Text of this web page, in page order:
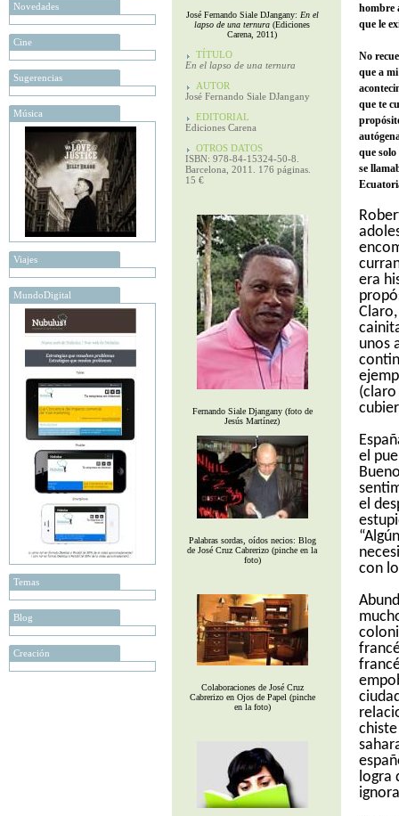
Novedades
Cine
Sugerencias
Música
Viajes
MundoDigital
Temas
Blog
Creación
José Fernando Siale DJangany: En el
lapso de una ternura (Ediciones
Carena, 2011)
TÍTULO
En el lapso de una ternura
AUTOR
José Fernando Siale DJangany
EDITORIAL
Ediciones Carena
OTROS DATOS
ISBN: 978-84-15324-50-8.
Barcelona, 2011. 176 páginas.
15 €
Fernando Siale Djangany (foto de
Jesús Martínez)
Palabras sordas, oídos necios: Blog
de José Cruz Cabrerizo (pinche en la
foto)
Colaboraciones de José Cruz
Cabrerizo en Ojos de Papel (pinche
en la foto)
hombre
que le
No
que a
que te
que
se
era
unos
(claro
el
el
con
logra